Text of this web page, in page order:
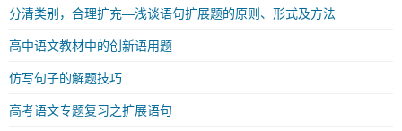
分清类别，合理扩充—浅谈语句扩展题的原则、形式及方法
高中语文教材中的创新语用题
仿写句子的解题技巧
高考语文专题复习之扩展语句